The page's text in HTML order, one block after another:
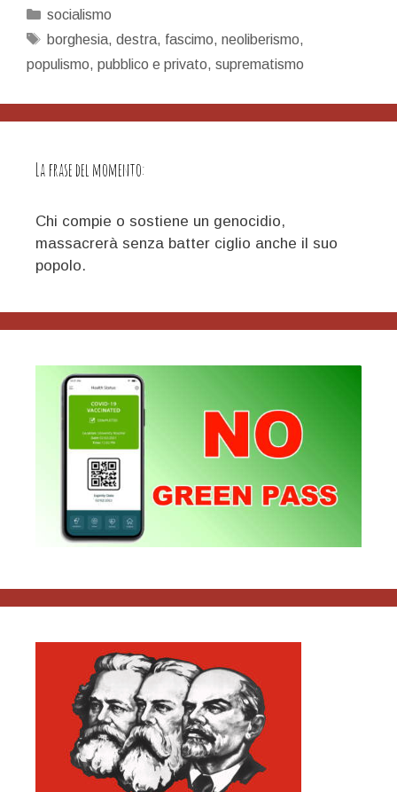
le
battaglie
Categorie
socialismo
Tag
borghesia, destra, fascimo, neoliberismo,
populismo, pubblico e privato, suprematismo
La frase del momento:
Chi compie o sostiene un genocidio,
massacrerà senza batter ciglio anche il suo
popolo.